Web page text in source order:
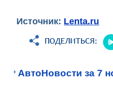
Источник: Lenta.ru
АвтоНовости за 7